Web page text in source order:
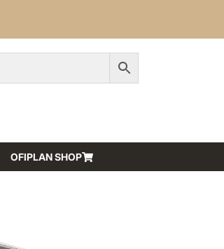
OFIPLAN SHOP